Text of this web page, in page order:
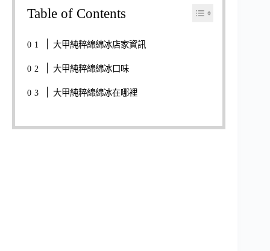
Table of Contents
大甲純粹綿綿冰店家資訊
大甲純粹綿綿冰口味
大甲純粹綿綿冰在哪裡